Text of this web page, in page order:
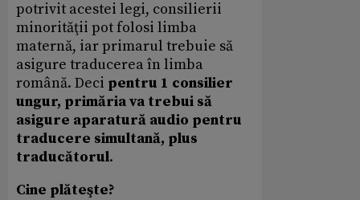
potrivit acestei legi, consilierii
minorităţii pot folosi limba
maternă, iar primarul trebuie să
asigure traducerea în limba
română. Deci pentru 1 consilier
ungur, primăria va trebui să
asigure aparatură audio pentru
traducere simultană, plus
traducătorul.
Cine plăteşte?